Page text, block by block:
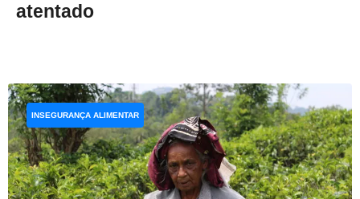
atentado
INSEGURANÇA ALIMENTAR